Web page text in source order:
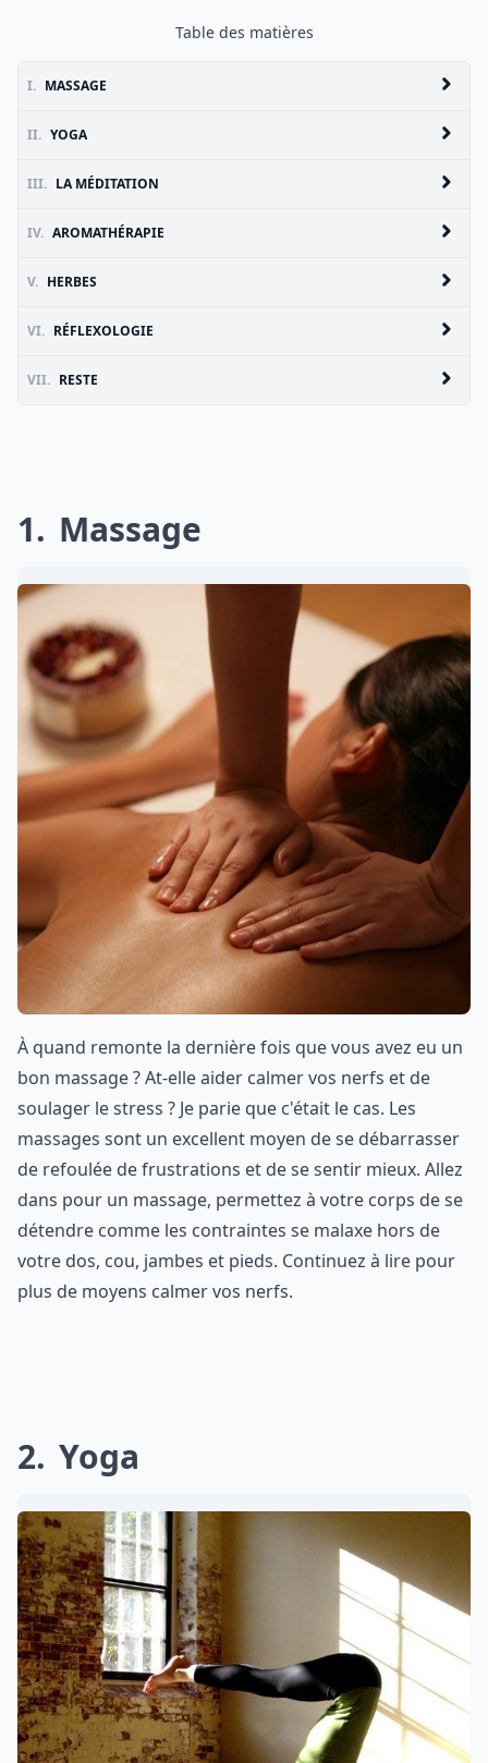
Table des matières
I. MASSAGE
II. YOGA
III. LA MÉDITATION
IV. AROMATHÉRAPIE
V. HERBES
VI. RÉFLEXOLOGIE
VII. RESTE
1 Massage
À quand remonte la dernière fois que vous avez eu un
bon massage ? At-elle aider calmer vos nerfs et de
soulager le stress ? Je parie que c'était le cas. Les
massages sont un excellent moyen de se débarrasser
de refoulée de frustrations et de se sentir mieux. Allez
dans pour un massage, permettez à votre corps de se
détendre comme les contraintes se malaxe hors de
votre dos, cou, jambes et pieds. Continuez à lire pour
plus de moyens calmer vos nerfs.
2 Yoga